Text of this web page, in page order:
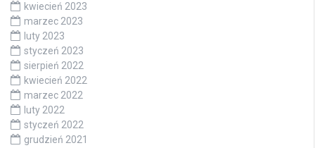
kwiecień 2023
marzec 2023
luty 2023
styczeń 2023
sierpień 2022
kwiecień 2022
marzec 2022
luty 2022
styczeń 2022
grudzień 2021